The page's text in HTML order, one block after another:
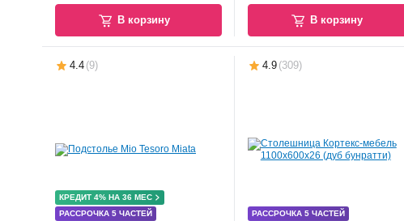
В корзину В корзину
4.4 (9)
РАССРОЧКА 5 ЧАСТЕЙ
КРЕДИТ 4% НА 36 МЕС
4.9 (309)
РАССРОЧКА 5 ЧАСТЕЙ